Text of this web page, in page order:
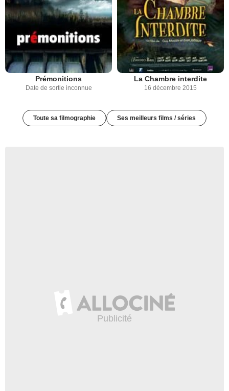
Prémonitions
Date de sortie inconnue
La Chambre interdite
16 décembre 2015
Toute sa filmographie Ses meilleurs films / séries